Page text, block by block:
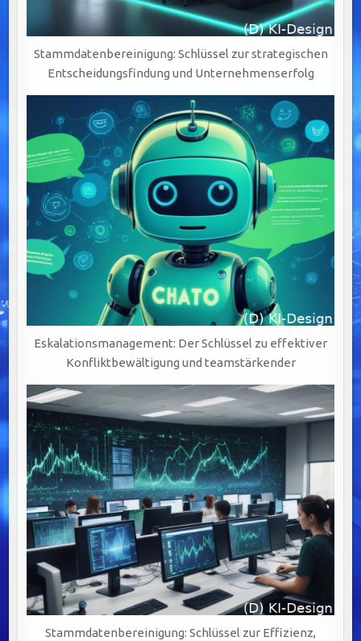
Stammdatenbereinigung: Schlüssel zur strategischen
Entscheidungsfindung und Unternehmenserfolg
Eskalationsmanagement: Der Schlüssel zu effektiver
Konfliktbewältigung und teamstärkender
Stammdatenbereinigung: Schlüssel zur Effizienz,